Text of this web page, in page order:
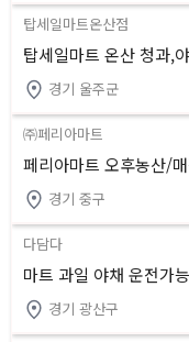
탑세일마트온산점
탑세일마트 온산 청과,
경기 울주군
㈜페리아마트
페리아마트 오후농산/
경기 중구
다담다
마트 과일 야채 운전가
경기 광산구